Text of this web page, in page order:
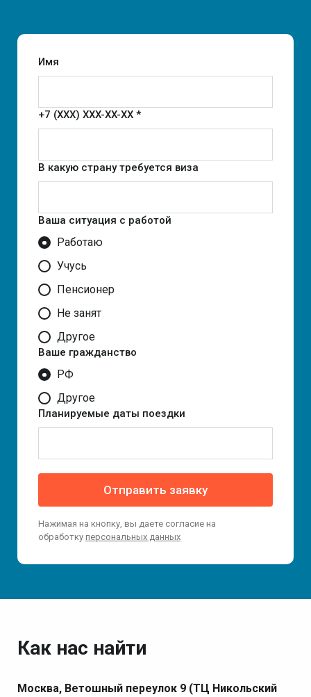
Имя
+7 (XXX) XXX-XX-XX *
В какую страну требуется виза
Ваша ситуация с работой
Работаю
Учусь
Пенсионер
Не занят
Другое
Ваше гражданство
РФ
Другое
Планируемые даты поездки
Отправить заявку
Нажимая на кнопку, вы даете согласие на
обработку персональных данных
Как нас найти
Москва, Ветошный переулок 9 (ТЦ Никольский